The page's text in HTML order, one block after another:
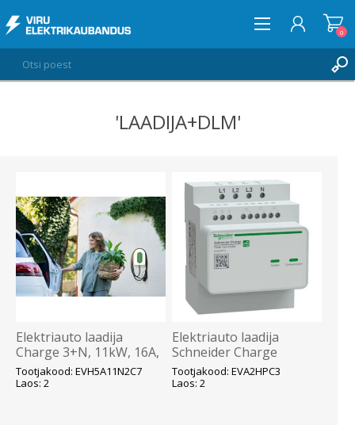
0
'LAADIJA+DLM'
Elektriauto laadija
Charge 3+N, 11kW, 16A,
Type 2 kaabel 7m, OCPP
1.6, RDC-DD,IP55/IK10,
Tootjakood: EVH5A11N2C7
Laos: 2
Elektriauto laadija
Schneider Charge
koormuse
monitoorimisseade
Tootjakood: EVA2HPC3
Laos: 2